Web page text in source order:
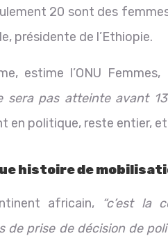
20 sont des
présidente de l’Ethiopie.
estime l’ONU Femmes,
sera pas atteinte avant
en politique, reste entier,
histoire de
africain,“c’est la
de prise de décision de